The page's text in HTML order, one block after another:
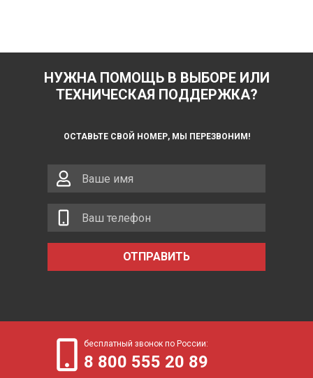
НУЖНА ПОМОЩЬ В ВЫБОРЕ ИЛИ
ТЕХНИЧЕСКАЯ ПОДДЕРЖКА?
ОСТАВЬТЕ СВОЙ НОМЕР, МЫ ПЕРЕЗВОНИМ!
ОТПРАВИТЬ
бесплатный звонок по России:
8 800 555 20 89